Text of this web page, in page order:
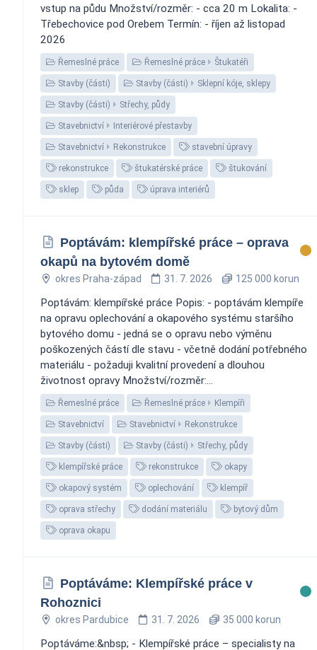
vstup na půdu Množství/rozměr: - cca 20 m Lokalita: -
Třebechovice pod Orebem Termín: - říjen až listopad
2026
Řemeslné práce Řemeslné práce Štukatéři
Stavby (části) Stavby (části) Sklepní kóje, sklepy
Stavby (části) Střechy, půdy
Stavebnictví Interiérové přestavby
Stavebnictví Rekonstrukce stavební úpravy
rekonstrukce štukatérské práce štukování
sklep půda úprava interiérů
Poptávám: klempířské práce – oprava
okapů na bytovém domě
okres Praha-západ 31. 7. 2026 125 000 korun
Poptávám: klempířské práce Popis: - poptávám klempíře
na opravu oplechování a okapového systému staršího
bytového domu - jedná se o opravu nebo výměnu
poškozených částí dle stavu - včetně dodání potřebného
materiálu - požaduji kvalitní provedení a dlouhou
životnost opravy Množství/rozměr:...
Řemeslné práce Řemeslné práce Klempíři
Stavebnictví Stavebnictví Rekonstrukce
Stavby (části) Stavby (části) Střechy, půdy
klempířské práce rekonstrukce okapy
okapový systém oplechování klempíř
oprava střechy dodání materiálu bytový dům
oprava okapu
Poptáváme: Klempířské práce v
Rohoznici
okres Pardubice 31. 7. 2026 35 000 korun
Poptáváme:&nbsp; - Klempířské práce – specialisty na